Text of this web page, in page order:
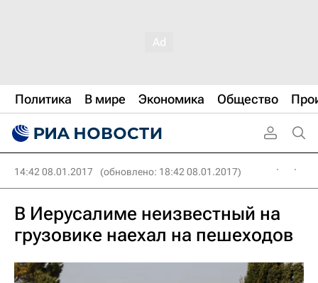
Политика В мире Экономика Общество
14:42 08.01.2017 (обновлено: 18:42 08.01.2017)
В Иерусалиме неизвестный на
грузовике наехал на пешеходов